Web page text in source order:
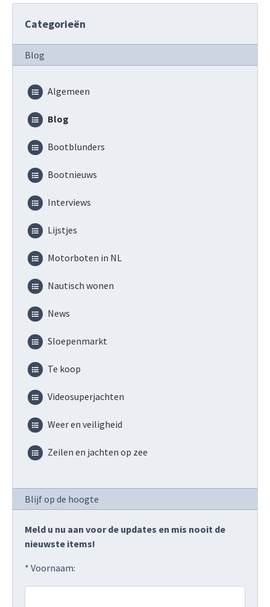
Categorieën
Blog
Algemeen
Blog
Bootblunders
Bootnieuws
Interviews
Lijstjes
Motorboten in NL
Nautisch wonen
News
Sloepenmarkt
Te koop
Videosuperjachten
Weer en veiligheid
Zeilen en jachten op zee
Blijf op de hoogte
Meld u nu aan voor de updates en mis nooit de
nieuwste items!
* Voornaam: